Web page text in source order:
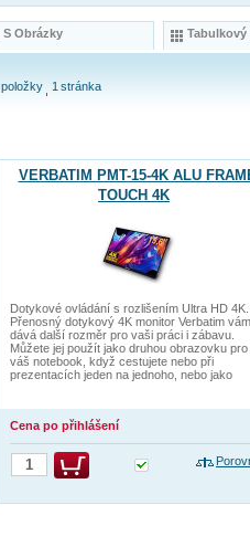
S Obrázky Tabulkový
položky 1 stránka
VERBATIM PMT-15-4K ALU
TOUCH 4K
Dotykové ovládání s rozlišením Ultra HD 4K.
Přenosný dotykový 4K monitor Verbatim vám
dává další rozměr pro vaši práci i zábavu.
Můžete jej použít jako druhou obrazovku pro
váš notebook, když cestujete nebo při
prezentacích jeden na jednoho, nebo jako
Cena po přihlášení